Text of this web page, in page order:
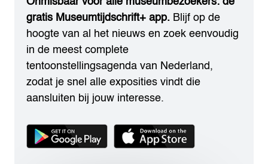
gratis Museumtijdschrift+ app. Blijf op de
hoogte van al het nieuws en zoek eenvoudig
in de meest complete
tentoonstellingsagenda van Nederland,
zodat je snel alle exposities vindt die
aansluiten bij jouw interesse.